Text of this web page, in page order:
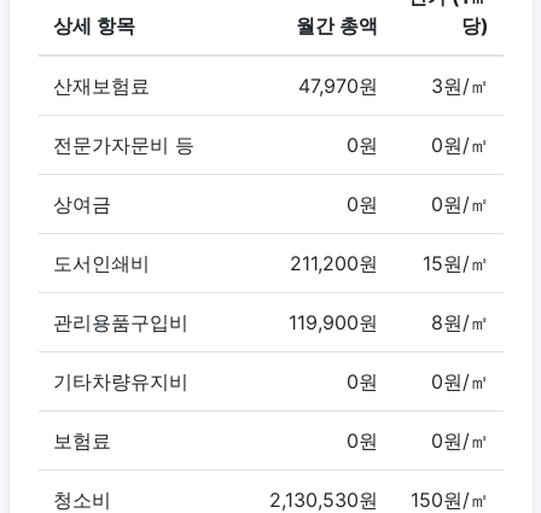
상세 항목 월간 총액
당)
산재보험료 47,970원 3원/㎡
전문가자문비 등 0원 0원/㎡
상여금 0원 0원/㎡
도서인쇄비 211,200원 15원/㎡
관리용품구입비 119,900원 8원/㎡
기타차량유지비 0원 0원/㎡
보험료 0원 0원/㎡
청소비 2,130,530원 150원/㎡